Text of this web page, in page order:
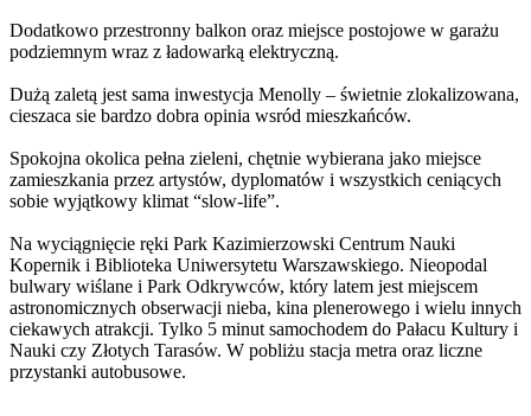
Dodatkowo przestronny balkon oraz miejsce postojowe w garażu
podziemnym wraz z ładowarką elektryczną.
Dużą zaletą jest sama inwestycja Menolly – świetnie zlokalizowana,
cieszaca sie bardzo dobra opinia wsród mieszkańców.
Spokojna okolica pełna zieleni, chętnie wybierana jako miejsce
zamieszkania przez artystów, dyplomatów i wszystkich ceniących
sobie wyjątkowy klimat “slow-life”.
Na wyciągnięcie ręki Park Kazimierzowski Centrum Nauki
Kopernik i Biblioteka Uniwersytetu Warszawskiego. Nieopodal
bulwary wiślane i Park Odkrywców, który latem jest miejscem
astronomicznych obserwacji nieba, kina plenerowego i wielu innych
ciekawych atrakcji. Tylko 5 minut samochodem do Pałacu Kultury i
Nauki czy Złotych Tarasów. W pobliżu stacja metra oraz liczne
przystanki autobusowe.